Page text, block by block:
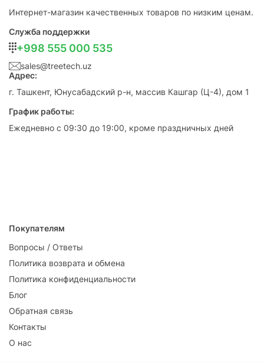
Интернет-магазин качественных товаров по низким ценам.
Служба поддержки
+998 555 000 535
sales@treetech.uz
Адрес:
г. Ташкент, Юнусабадский р-н, массив Кашгар (Ц-4), дом 1
График работы:
Ежедневно с 09:30 до 19:00, кроме праздничных дней
Покупателям
Вопросы / Ответы
Политика возврата и обмена
Политика конфиденциальности
Блог
Обратная связь
Контакты
О нас